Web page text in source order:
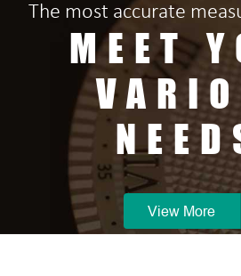
The most accurate
MEET
View More